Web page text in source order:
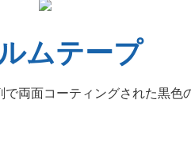
ムテープ
両面コーティングされた黒色